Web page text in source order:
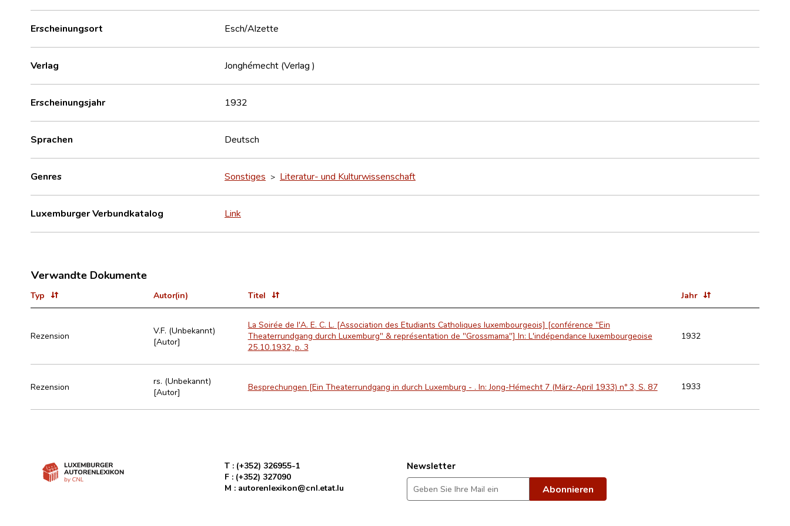
Erscheinungsort Esch/Alzette
Verlag Jonghémecht (Verlag )
Erscheinungsjahr 1932
Sprachen Deutsch
Genres Sonstiges > Literatur- und Kulturwissenschaft
Luxemburger Verbundkatalog Link
Verwandte Dokumente
Typ Autor(in) Titel Jahr
Rezension
V.F. (Unbekannt)
[Autor]
La Soirée de l'A. E. C. L. [Association des Etudiants Catholiques luxembourgeois] [conférence "Ein
Theaterrundgang durch Luxemburg" & représentation de "Grossmama"] In: L'indépendance luxembourgeoise
25.10.1932, p. 3
1932
Rezension
rs. (Unbekannt)
[Autor]
Besprechungen [Ein Theaterrundgang in durch Luxemburg - . In: Jong-Hémecht 7 (März-April 1933) nº 3, S. 87 1933
T : (+352) 326955-1
F : (+352) 327090
M : autorenlexikon@cnl.etat.lu
Newsletter